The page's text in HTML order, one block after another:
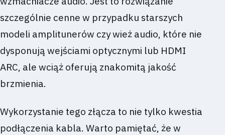
szczególnie cenne w przypadku starszych
modeli amplitunerów czy wież audio, które nie
dysponują wejściami optycznymi lub HDMI
ARC, ale wciąż oferują znakomitą jakość
brzmienia.
Wykorzystanie tego złącza to nie tylko kwestia
podłączenia kabla. Warto pamiętać, że w